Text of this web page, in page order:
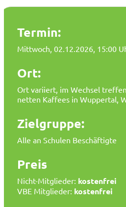
Termin:
Mittwoch, 02.12.2026 , 15:00
Ort:
Ort variiert, im Wechsel
netten Kaffees in Wuppertal,
Zielgruppe:
Alle an Schulen Beschäftigte
Preis
Nicht-Mitglieder: kostenfrei
VBE Mitglieder: kostenfrei